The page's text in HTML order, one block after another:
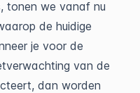
tonen we vanaf nu
de huidige
je voor de
van de
dan worden